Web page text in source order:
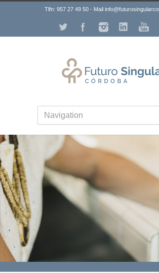
Tlfn: 957 27 49 50 - Mail